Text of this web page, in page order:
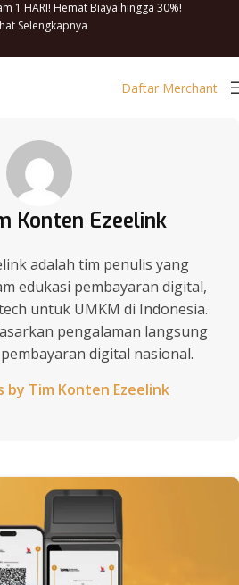
1 HARI! Hemat Biaya hingga 30%!
Selengkapnya
Daftar Merchant
Konten Ezeelink
adalah tim penulis yang
edukasi pembayaran digital,
untuk UMKM di Indonesia.
pengalaman langsung
digital nasional.
by Tim Konten Ezeelink